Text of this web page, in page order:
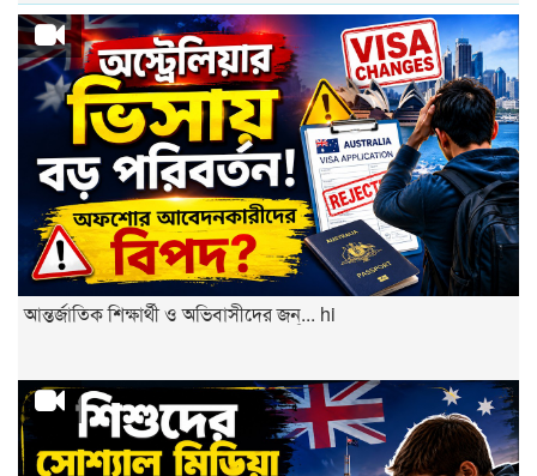
আন্তর্জাতিক শিক্ষার্থী ও অভিবাসীদের জন্... hi